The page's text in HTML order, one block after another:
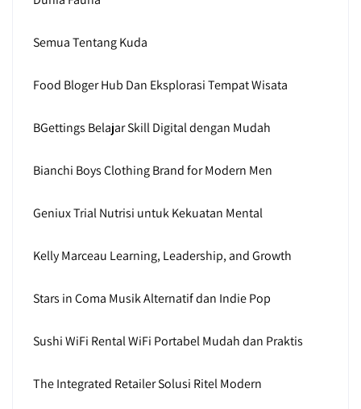
Semua Tentang Kuda
Food Bloger Hub Dan Eksplorasi Tempat Wisata
BGettings Belajar Skill Digital dengan Mudah
Bianchi Boys Clothing Brand for Modern Men
Geniux Trial Nutrisi untuk Kekuatan Mental
Kelly Marceau Learning, Leadership, and Growth
Stars in Coma Musik Alternatif dan Indie Pop
Sushi WiFi Rental WiFi Portabel Mudah dan Praktis
The Integrated Retailer Solusi Ritel Modern